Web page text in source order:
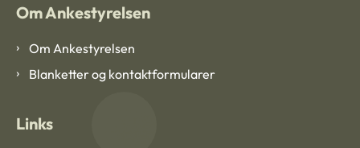
Om Ankestyrelsen
Om Ankestyrelsen
Blanketter og kontaktformularer
Links